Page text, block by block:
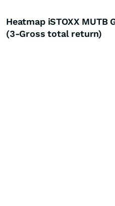
Heatmap iSTOXX MUTB
(3-Gross total return)